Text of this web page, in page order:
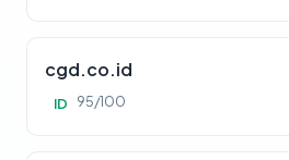
cgd.co.id
ID 95/100